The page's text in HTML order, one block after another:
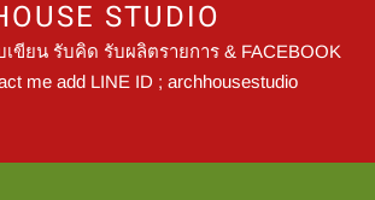
STUDIO
เขียน รับคิด รับผลิตรายการ & FACEBOOK
me add LINE ID ; archhousestudio